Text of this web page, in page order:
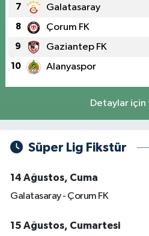
7 Galatasaray
8 Çorum FK
9 Gaziantep FK
10 Alanyaspor
Detaylar için
Süper Lig Fikstür
14 Ağustos, Cuma
Galatasaray - Çorum FK
15 Ağustos, Cumartesi